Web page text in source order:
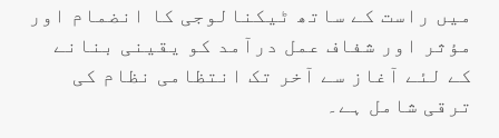
میں راست کے ساتھ ٹیکنالوجی کا انضمام اور
مؤثر اور شفاف عمل درآمد کو یقینی بنانے
کے لئے آغاز سے آخر تک انتظامی نظام کی
ترقی شامل ہے۔